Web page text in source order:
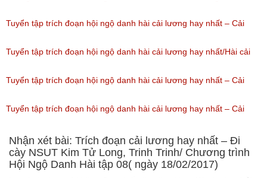
(Lượt nghe: 128)
Hương, Phan Ngọc Luân, Huỳnh Anh, Lâm Vinh Hải, Sơn Ngọc
Minh.
(Lượt nghe: 49)
Tuyển tập trích đoạn hội ngộ danh hài cải lương hay nhất – Cải
lương hài: Cưới vợ cho ai
(Lượt nghe: 51)
Tuyển tập trích đoạn hội ngộ danh hài cải lương hay nhất/Hài cải
lương: Ngao sò ốc hến
(Lượt nghe: 178)
Tuyển tập trích đoạn hội ngộ danh hài cải lương hay nhất – Cải
lương hài: Thân ơi
(Lượt nghe: 66)
Tuyển tập trích đoạn hội ngộ danh hài cải lương hay nhất – Cải
lương hài: Đời Cô Lựu
(Lượt nghe: 50)
Nhận xét bài: Trích đoạn cải lương hay nhất – Đi
cày NSUT Kim Tử Long, Trinh Trinh/ Chương trình
Hội Ngộ Danh Hài tập 08( ngày 18/02/2017)